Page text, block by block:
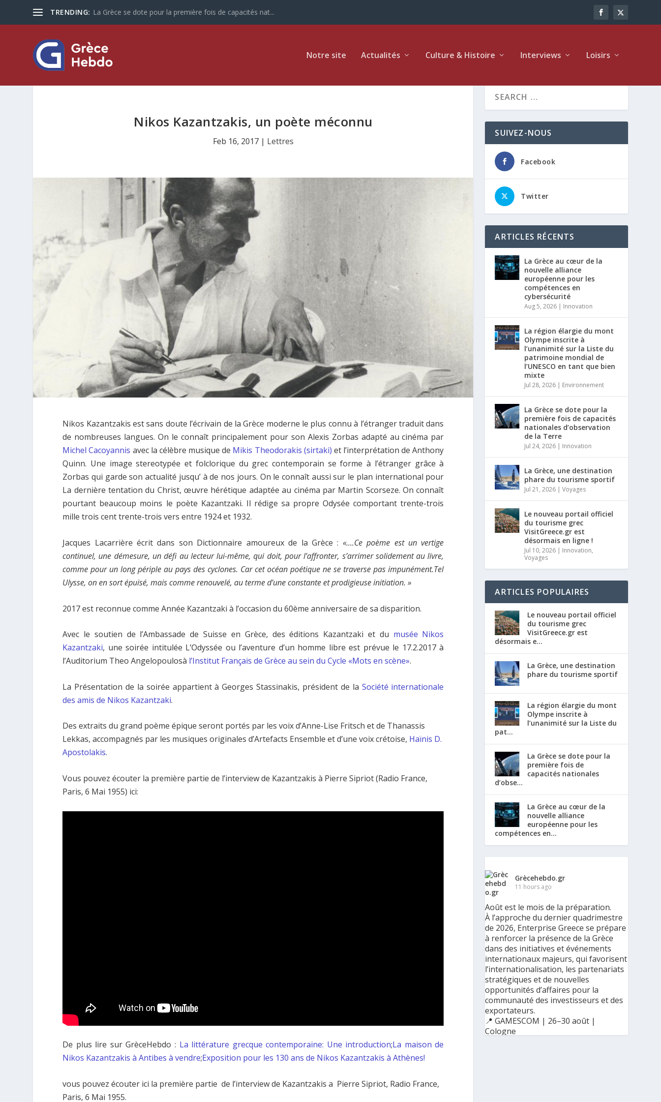
TRENDING: La Grèce se dote pour la première fois de capacités nat...
Notre site Actualités Culture & Histoire Interviews Loisirs
Nikos Kazantzakis, un poète méconnu
Feb 16, 2017| Lettres
Nikos Kazantzakis est sans doute l’écrivain de la Grèce moderne le plus connu à l’étranger traduit dans
de nombreuses lan­gues. Οn le connaît principalement pour son Alexis Zorbas adapté au cinéma par
Michel Cacoyannis avec la célèbre musique de Mikis Theodorakis (sirtaki) et l’interprétation de Anthony
Quinn. Une image stereotypée et folclorique du grec contemporain se forme à l’étranger grâce à
Zorbas qui garde son actualité jusqu’ à de nos jours. Οn le connaît aussi sur le plan international pour
La dernière tentation du Christ, œuvre hérétique adaptée au cinéma par Martin Scorseze. On connaît
pourtant beaucoup moins le poète Kazantzaki. Il rédige sa propre Odysée comportant trente-trois
mille trois cent trente-trois vers entre 1924 et 1932.
Jacques Lacarrière écrit dans son Diction­naire amoureux de la Grèce : «….Ce poème est un vertige
continuel, une dé­mesure, un défi au lecteur lui-même, qui doit, pour l’affronter, s’arrimer solidement au livre,
comme pour un long périple au pays des cy­clones. Car cet océan poétique ne se traverse pas impunément.Tel
Ulysse, on en sort épuisé, mais comme renouvelé, au terme d’une constante et pro­digieuse initiation. »
2017 est reconnue comme Année Kazantzaki à l’occasion du 60ème anniversaire de sa disparition.
Avec le soutien de l’Ambassade de Suisse en Grèce, des éditions Kazantzaki et du musée Nikos
Kazantzaki, une soirée intitulée L’Odyssée ou l’aventure d’un homme libre est prévue le 17.2.2017 à
l’Auditorium Theo Angelopoulosà l’Institut Français de Grèce au sein du Cycle «Mots en scène».
La Présentation de la soirée appartient à Georges Stas­sinakis, président de la Société internatio­nale
des amis de Nikos Kazantzaki.
Des extraits du grand poème épique seront portés par les voix d’Anne-Lise Fritsch et de Thanassis
Lekkas, accompagnés par les musiques originales d’Artefacts Ensemble et d’une voix crétoise, Haïnis D.
Apostolakis.
Vous pouvez écouter la première partie de l’interview de Kazantzakis à Pierre Sipriot (Radio France,
Paris, 6 Mai 1955) ici:
De plus lire sur GrèceHebdo : La littérature grecque contemporaine: Une introduction;La maison de
Nikos Kazantzakis à Antibes à vendre;Exposition pour les 130 ans de Nikos Kazantzakis à Athènes!
vous pouvez écouter ici la première partie de l’interview de Kazantzakis a Pierre Sipriot, Radio France,
Paris, 6 Mai 1955.
SUIVEZ-NOUS
Facebook
Twitter
ARTICLES RÉCENTS
La Grèce au cœur de la
nouvelle alliance
européenne pour les
compétences en
cybersécurité
Aug 5, 2026 | Innovation
La région élargie du mont
Olympe inscrite à
l’unanimité sur la Liste du
patrimoine mondial de
l’UNESCO en tant que bien
mixte
Jul 28, 2026 | Environnement
La Grèce se dote pour la
première fois de capacités
nationales d’observation
de la Terre
Jul 24, 2026 | Innovation
La Grèce, une destination
phare du tourisme sportif
Jul 21, 2026 |Voyages
Le nouveau portail officiel
du tourisme grec
VisitGreece.gr est
désormais en ligne !
Jul 10, 2026 | Innovation,
Voyages
ARTICLES POPULAIRES
Le nouveau portail officiel
du tourisme grec
VisitGreece.gr est
désormais e...
La Grèce, une destination
phare du tourisme sportif
La région élargie du mont
Olympe inscrite à
l’unanimité sur la Liste du
pat...
La Grèce se dote pour la
première fois de
capacités nationales
d’obse...
La Grèce au cœur de la
nouvelle alliance
européenne pour les
compétences en...
Grècehebdo.gr
11 hours ago
Août est le mois de la préparation.
À l’approche du dernier quadrimestre
de 2026, Enterprise Greece se prépare
à renforcer la présence de la Grèce
dans des initiatives et événements
internationaux majeurs, qui favorisent
l’internationalisation, les partenariats
stratégiques et de nouvelles
opportunités d’affaires pour la
communauté des investisseurs et des
exportateurs.
📍 GAMESCOM | 26–30 août |
Cologne